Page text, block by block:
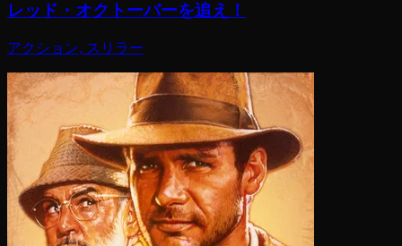
レッド・オクトーバーを追え！
アクション, スリラー